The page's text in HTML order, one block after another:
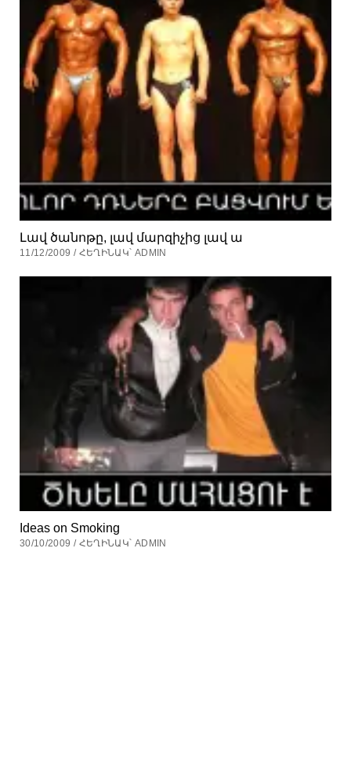
Լավ ծանոթը, լավ մարզիչից լավ ա
11/12/2009 / ՀԵՂԻՆԱԿ՝ ADMIN
Ideas on Smoking
30/10/2009 / ՀԵՂԻՆԱԿ՝ ADMIN